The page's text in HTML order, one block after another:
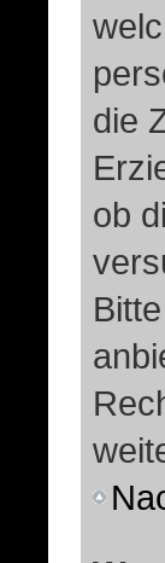
die
ob